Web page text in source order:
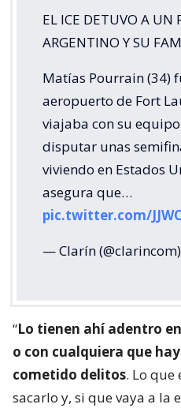
EL ICE DETUVO A UN
ARGENTINO Y SU
Matías Pourrain (34)
aeropuerto de Fort
viajaba con su
disputar unas
viviendo en Estados
asegura que…
pic.twitter.com/
— Clarín (@clarincom)
“Lo tienen ahí adentro
o con cualquiera que
cometido delitos. Lo que
sacarlo y, si que vaya a la